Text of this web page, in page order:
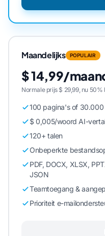
Maandelijks POPULAIR
$ 14,99/
Normale prijs $ 29,99, nu 50%
100 pagina's of
$ 0,005/woord AI-
120+ talen
Onbeperkte
PDF, DOCX, XLSX,
JSON
Teamtoegang &
Prioriteit e-